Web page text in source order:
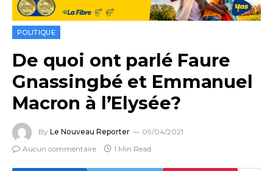
POLITIQUE
De quoi ont parlé Faure
Gnassingbé et Emmanuel
Macron à l’Elysée?
By Le Nouveau Reporter
09/04/2021
Aucun commentaire
1 Min Read